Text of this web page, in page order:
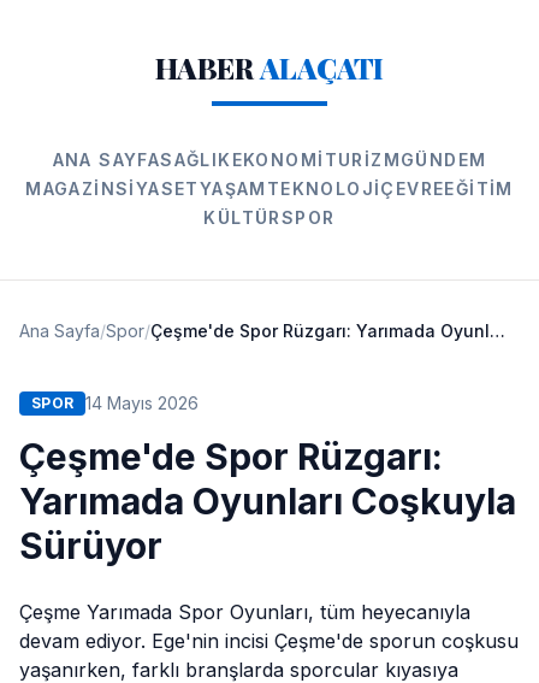
HABERALAÇATI
ANA SAYFASAĞLIK EKONOMI TURIZMGÜNDEM
MAGAZINSIYASETYAŞAM TEKNOLOJIÇEVREEĞITIM
KÜLTÜRSPOR
Ana Sayfa/Spor/ Çeşme'de Spor Rüzgarı: Yarımada Oyunları Coşkuyla Sürüyor
SPOR 14 Mayıs 2026
Çeşme'de Spor Rüzgarı:
Yarımada Oyunları Coşkuyla
Sürüyor
Çeşme Yarımada Spor Oyunları, tüm heyecanıyla
devam ediyor. Ege'nin incisi Çeşme'de sporun coşkusu
yaşanırken, farklı branşlarda sporcular kıyasıya